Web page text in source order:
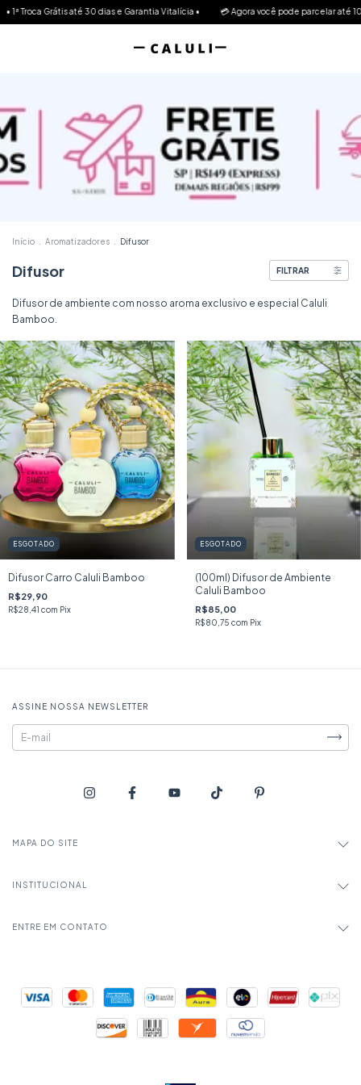
1ª Troca Grátis até 30 dias e Garantia Vitalícia • 💳 Agora você pode parcelar até
Início Aromatizadores Difusor
Difusor FILTRAR
Difusor de ambiente com nosso aroma exclusivo e especial Caluli
Bamboo.
ESGOTADO
Difusor Carro Caluli Bamboo
R$29,90
R$28,41 com Pix
ESGOTADO
(100ml) Difusor de Ambiente
Caluli Bamboo
R$85,00
R$80,75 com Pix
ASSINE NOSSA NEWSLETTER
MAPA DO SITE
INSTITUCIONAL
ENTRE EM CONTATO